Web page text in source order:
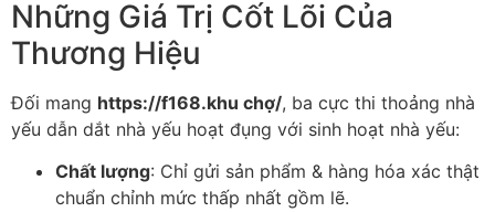
Những Giá Trị Cốt Lõi Của
Thương Hiệu
Đối mang https://f168.khu chợ/, ba cực thi thoảng nhà
yếu dẫn dắt nhà yếu hoạt đụng với sinh hoạt nhà yếu:
Chất lượng: Chỉ gửi sản phẩm & hàng hóa xác thật
chuẩn chỉnh mức thấp nhất gồm lẽ.